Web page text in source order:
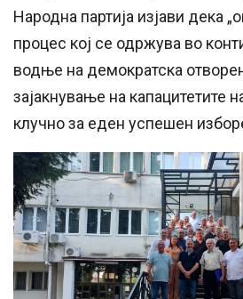
Народна партија изјави дека
процес кој се одржува во
водње на демократска
зајакнување на капацитетите
клучно за еден успешен